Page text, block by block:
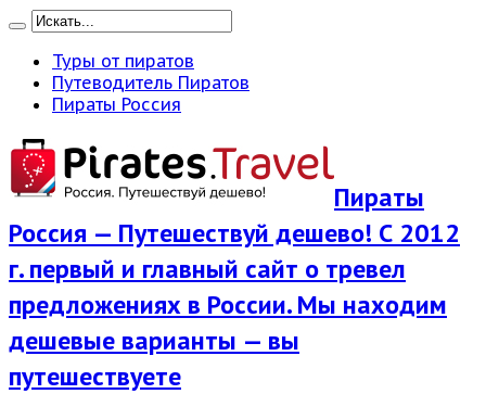
Туры от пиратов
Путеводитель Пиратов
Пираты Россия
Пираты
Россия — Путешествуй дешево! С 2012
г. первый и главный сайт о тревел
предложениях в России. Мы находим
дешевые варианты — вы
путешествуете